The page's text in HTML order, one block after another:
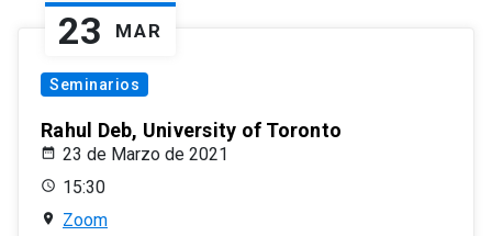
23 MAR
Seminarios
Rahul Deb, University of Toronto
23 de Marzo de 2021
15:30
Zoom